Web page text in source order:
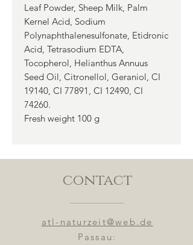
Leaf Powder, Sheep Milk, Palm
Kernel Acid, Sodium
Polynaphthalenesulfonate, Etidronic
Acid, Tetrasodium EDTA,
Tocopherol, Helianthus Annuus
Seed Oil, Citronellol, Geraniol, CI
19140, CI 77891, CI 12490, CI
74260.
Fresh weight 100 g
contact
atl-naturzeit@web.de
Passau: